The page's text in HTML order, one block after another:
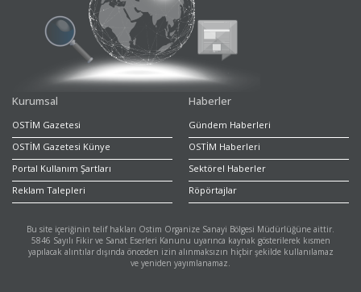
Kurumsal
OSTİM Gazetesi
OSTİM Gazetesi Künye
Portal Kullanım Şartları
Reklam Talepleri
Haberler
Gündem Haberleri
OSTİM Haberleri
Sektörel Haberler
Röpörtajlar
Bu site içeriğinin telif hakları Ostim Organize Sanayi Bölgesi Müdürlüğüne aittir.
5846 Sayılı Fikir ve Sanat Eserleri Kanunu uyarınca kaynak gösterilerek kısmen
yapılacak alıntılar dışında önceden izin alınmaksızın hiçbir şekilde kullanılamaz
ve yeniden yayımlanamaz.